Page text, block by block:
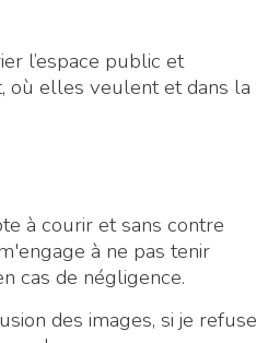
l’espace public et
où elles veulent et dans la
à courir et sans contre
à ne pas tenir
cas de négligence.
des images, si je refuse